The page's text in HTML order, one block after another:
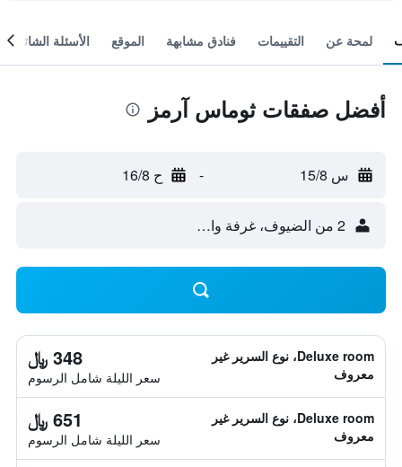
لمحة عن التقييمات فنادق مشابهة الموقع الأسئلة الشائعة
أفضل صفقات ثوماس آرمز
س 15/8 - ح 16/8
2 من الضيوف، غرفة واحدة
Deluxe room، نوع السرير غير
معروف
348 ﷼
سعر الليلة شامل الرسوم
Deluxe room، نوع السرير غير
معروف
651 ﷼
سعر الليلة شامل الرسوم